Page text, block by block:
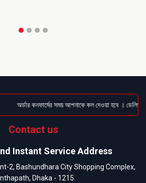
অর্ডার কনফার্মের সময় আপনাকে কল দেওয়া হবে ।
Contact us
Instant Service Address
2, Bashundhara City Shopping Complex,
Dhaka - 1215.